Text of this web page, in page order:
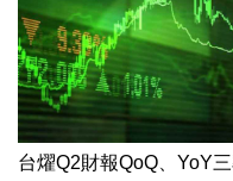
台燿Q2財報QoQ、YoY